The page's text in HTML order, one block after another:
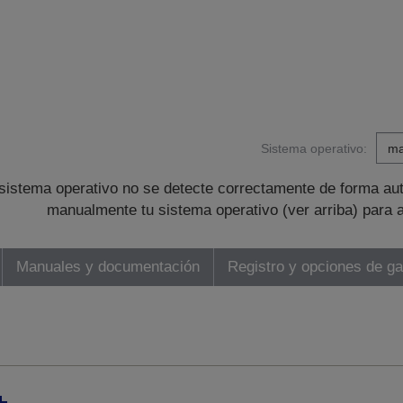
Sistema operativo:
operativo no se detecte correctamente de forma
manualmente tu sistema operativo (ver arriba) para
Manuales y documentación Registro y opciones de